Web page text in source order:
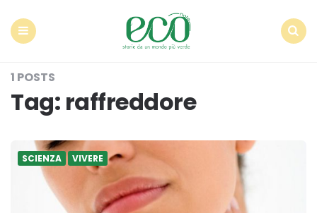
1 POSTS
Tag: raffreddore
SCIENZA VIVERE